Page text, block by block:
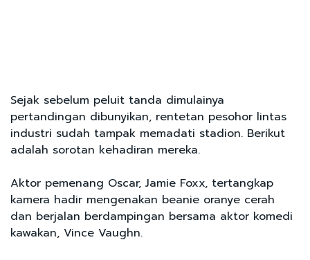
Sejak sebelum peluit tanda dimulainya
pertandingan dibunyikan, rentetan pesohor lintas
industri sudah tampak memadati stadion. Berikut
adalah sorotan kehadiran mereka.
Aktor pemenang Oscar, Jamie Foxx, tertangkap
kamera hadir mengenakan beanie oranye cerah
dan berjalan berdampingan bersama aktor komedi
kawakan, Vince Vaughn.